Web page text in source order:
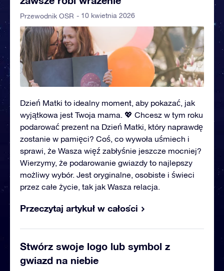
Przewodnik OSR - 10 kwietnia 2026
Dzień Matki to idealny moment, aby pokazać, jak
wyjątkowa jest Twoja mama. 💖 Chcesz w tym roku
podarować prezent na Dzień Matki, który naprawdę
zostanie w pamięci? Coś, co wywoła uśmiech i
sprawi, że Wasza więź zabłyśnie jeszcze mocniej?
Wierzymy, że podarowanie gwiazdy to najlepszy
możliwy wybór. Jest oryginalne, osobiste i świeci
przez całe życie, tak jak Wasza relacja.
Przeczytaj artykuł w całości
Stwórz swoje logo lub symbol z
gwiazd na niebie